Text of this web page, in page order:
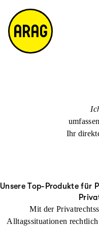
m
a
p
Ihr
Unsere Top-Produkte für
Mit der
Alltagssituationen